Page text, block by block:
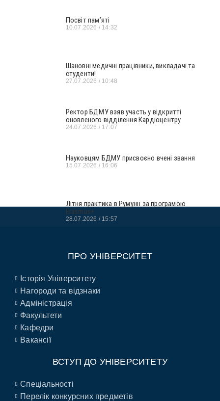
Посвіт пам’яті
10.07.2026 14:32
Шановні медичні працівники, викладачі та
студенти!
27.07.2026 10:48
Ректор БДМУ взяв участь у відкритті
оновленого відділення Кардіоцентру
24.07.2026 17:07
Науковцям БДМУ присвоєно вчені звання
15.07.2026 16:06
Літня практика в Румунії за програмою
Erasmus+
28.07.2026 15:57
ПРО УНІВЕРСИТЕТ
Історія Університету
Нагороди та відзнаки
Адміністрація
Факультети
Кафедри
Вакансії
ВСТУП ДО УНІВЕРСИТЕТУ
Спеціальності
Перелік конкурсних предметів